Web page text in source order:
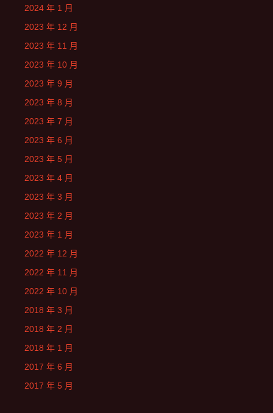
2024 年 1 月
2023 年 12 月
2023 年 11 月
2023 年 10 月
2023 年 9 月
2023 年 8 月
2023 年 7 月
2023 年 6 月
2023 年 5 月
2023 年 4 月
2023 年 3 月
2023 年 2 月
2023 年 1 月
2022 年 12 月
2022 年 11 月
2022 年 10 月
2018 年 3 月
2018 年 2 月
2018 年 1 月
2017 年 6 月
2017 年 5 月